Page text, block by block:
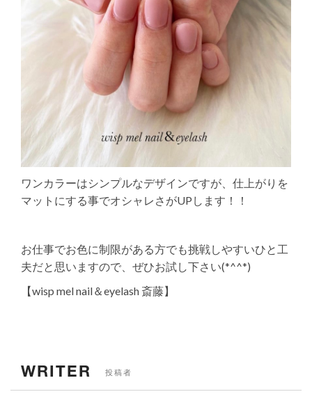
ワンカラーはシンプルなデザインですが、仕上がりを
マットにする事でオシャレさがUPします！！
お仕事でお色に制限がある方でも挑戦しやすいひと工
夫だと思いますので、ぜひお試し下さい(*^^*)
【wisp mel nail＆eyelash 斎藤】
WRITER 投稿者